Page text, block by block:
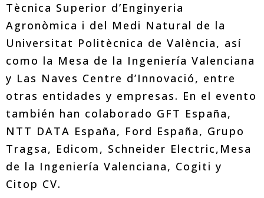
Tècnica Superior d’Enginyeria
Agronòmica i del Medi Natural de la
Universitat Politècnica de València, así
como la Mesa de la Ingeniería Valenciana
y Las Naves Centre d’Innovació, entre
otras entidades y empresas. En el evento
también han colaborado GFT España,
NTT DATA España, Ford España, Grupo
Tragsa, Edicom, Schneider Electric,Mesa
de la Ingeniería Valenciana, Cogiti y
Citop CV.